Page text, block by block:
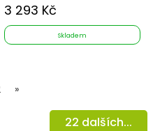
3 293 Kč
Skladem
»
22 dalších...